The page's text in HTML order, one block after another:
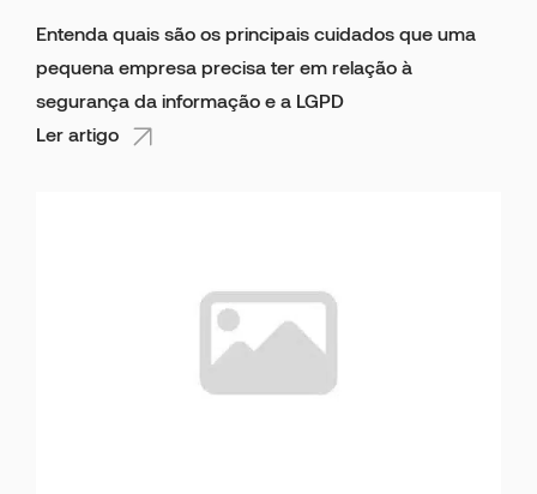
Entenda quais são os principais cuidados que uma
pequena empresa precisa ter em relação à
segurança da informação e a LGPD
Ler artigo